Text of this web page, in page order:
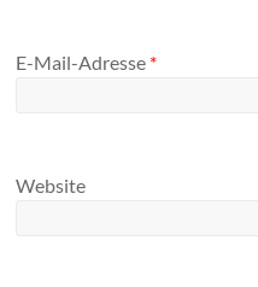
E-Mail-Adresse *
Website